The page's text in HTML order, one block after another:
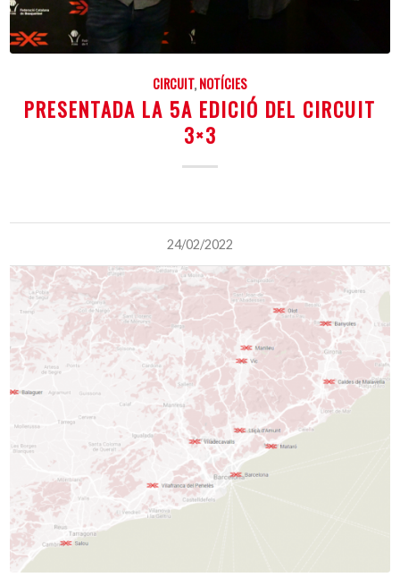
CIRCUIT,NOTÍCIES
PRESENTADA LA 5A EDICIÓ DEL CIRCUIT
3×3
24/02/2022